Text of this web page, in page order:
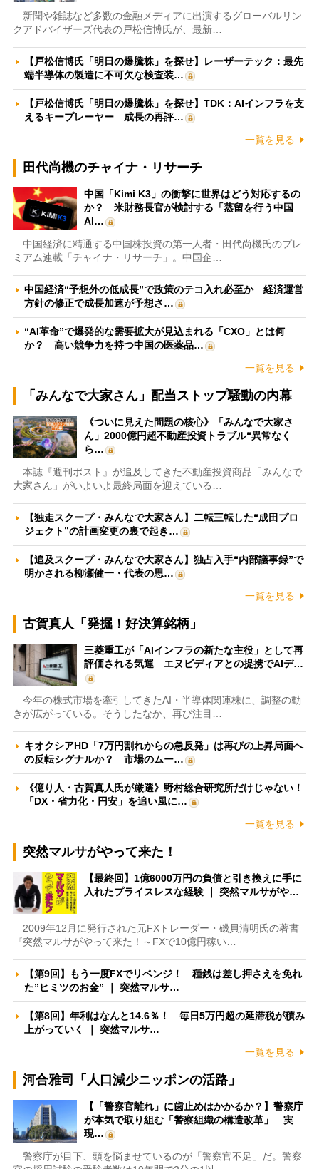
新聞や雑誌など多数の金融メディアに出演するグローバルリン
クアドバイザーズ代表の戸松信博氏が、最新…
【戸松信博氏「明日の爆騰株」を探せ】レーザーテック：最先
端半導体の製造に不可欠な検査装…
【戸松信博氏「明日の爆騰株」を探せ】TDK：AIインフラを支
えるキープレーヤー 成長の再評…
一覧を見る
田代尚機のチャイナ・リサーチ
中国「Kimi K3」の衝撃に世界はどう対応するの
か？ 米財務長官が検討する「蒸留を行う中国
AI…
中国経済に精通する中国株投資の第一人者・田代尚機氏のプレ
ミアム連載「チャイナ・リサーチ」。中国企…
中国経済“予想外の低成長”で政策のテコ入れ必至か 経済運営
方針の修正で成長加速が予想さ…
“AI革命”で爆発的な需要拡大が見込まれる「CXO」とは何
か？ 高い競争力を持つ中国の医薬品…
一覧を見る
「みんなで大家さん」配当ストップ騒動の内幕
《ついに見えた問題の核心》「みんなで大家さ
ん」2000億円超不動産投資トラブル“異常なく
ら…
本誌『週刊ポスト』が追及してきた不動産投資商品「みんなで
大家さん」がいよいよ最終局面を迎えている…
【独走スクープ・みんなで大家さん】二転三転した“成田プロ
ジェクト”の計画変更の裏で起き…
【追及スクープ・みんなで大家さん】独占入手“内部議事録”で
明かされる柳瀬健一・代表の思…
一覧を見る
古賀真人「発掘！好決算銘柄」
三菱重工が「AIインフラの新たな主役」として再
評価される気運 エヌビディアとの提携でAIデ…
今年の株式市場を牽引してきたAI・半導体関連株に、調整の動
きが広がっている。そうしたなか、再び注目…
キオクシアHD「7万円割れからの急反発」は再びの上昇局面へ
の反転シグナルか？ 市場のムー…
《億り人・古賀真人氏が厳選》野村総合研究所だけじゃない！
「DX・省力化・円安」を追い風に…
一覧を見る
突然マルサがやって来た！
【最終回】1億6000万円の負債と引き換えに手に
入れたプライスレスな経験 ｜ 突然マルサがや…
2009年12月に発行された元FXトレーダー・磯貝清明氏の著書
『突然マルサがやって来た！～FXで10億円稼い…
【第9回】もう一度FXでリベンジ！ 種銭は差し押さえを免れ
た”ヒミツのお金” ｜ 突然マルサ…
【第8回】年利はなんと14.6％！ 毎日5万円超の延滞税が積み
上がっていく ｜ 突然マルサ…
一覧を見る
河合雅司「人口減少ニッポンの活路」
【「警察官離れ」に歯止めはかかるか？】警察庁
が本気で取り組む「警察組織の構造改革」 実
現…
警察庁が目下、頭を悩ませているのが「警察官不足」だ。警察